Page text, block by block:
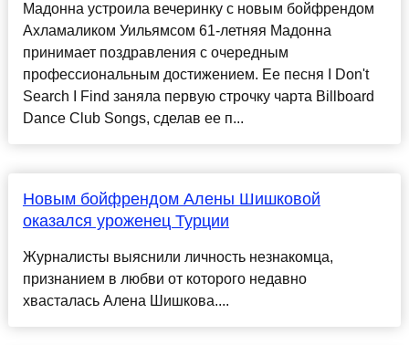
Мадонна устроила вечеринку с новым бойфрендом
Ахламаликом Уильямсом 61-летняя Мадонна
принимает поздравления с очередным
профессиональным достижением. Ее песня I Don't
Search I Find заняла первую строчку чарта Billboard
Dance Club Songs, сделав ее п...
Новым бойфрендом Алены Шишковой
оказался уроженец Турции
Журналисты выяснили личность незнакомца,
признанием в любви от которого недавно
хвасталась Алена Шишкова....